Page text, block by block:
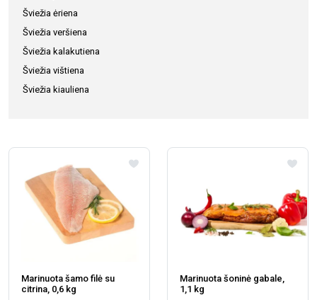
Šviežia ėriena
Šviežia veršiena
Šviežia kalakutiena
Šviežia vištiena
Šviežia kiauliena
Marinuota šamo filė su
citrina, 0,6 kg
Marinuota šoninė gabale,
1,1 kg